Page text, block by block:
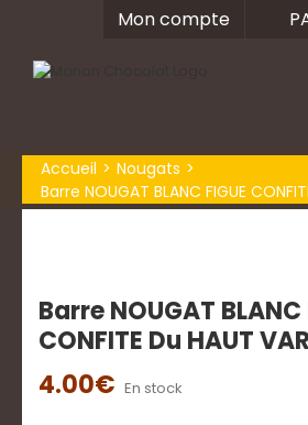
Mon compte
Accueil
Nougats
Barre NOUGAT BLANC FIGUE
Barre NOUGAT BLANC
CONFITE Du HAUT
4.00€ En stock